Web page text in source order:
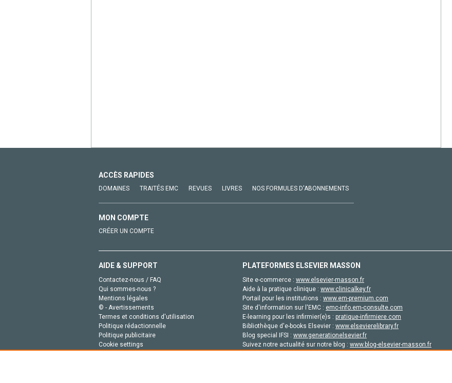
ACCÈS RAPIDES
DOMAINES TRAITÉS EMC REVUES LIVRES NOS FORMULES D'ABONNEMENTS
MON COMPTE
CRÉER UN COMPTE
AIDE & SUPPORT
Contactez-nous / FAQ
Qui sommes-nous ?
Mentions légales
© - Avertissements
Termes et conditions d'utilisation
Politique rédactionnelle
Politique publicitaire
Cookie settings
PLATEFORMES ELSEVIER MASSON
Site e-commerce : www.elsevier-masson.fr
Aide à la pratique clinique : www.clinicalkey.fr
Portail pour les institutions : www.em-premium.com
Site d'information sur l'EMC : emc-info.em-consulte.com
E-learning pour les infirmier(e)s : pratique-infirmiere.com
Bibliothèque d'e-books Elsevier : www.elsevierelibrary.fr
Blog special IFSI : www.generationelsevier.fr
Suivez notre actualité sur notre blog : www.blog-elsevier-masson.fr